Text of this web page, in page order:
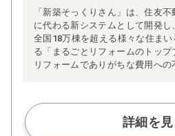
「新築そっくりさん」は、住友
に代わる新システムとして開発し
全国18万棟を超える様々な住ま
る「まるごとリフォームのトップ
リフォームでありがちな費用への
ム」、経験豊かなセールスエン
制」などが高い信頼を得ています
また、大規模リフォームに習熟し
詳細を